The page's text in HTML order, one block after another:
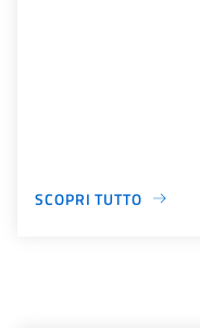
SCOPRI TUTTO